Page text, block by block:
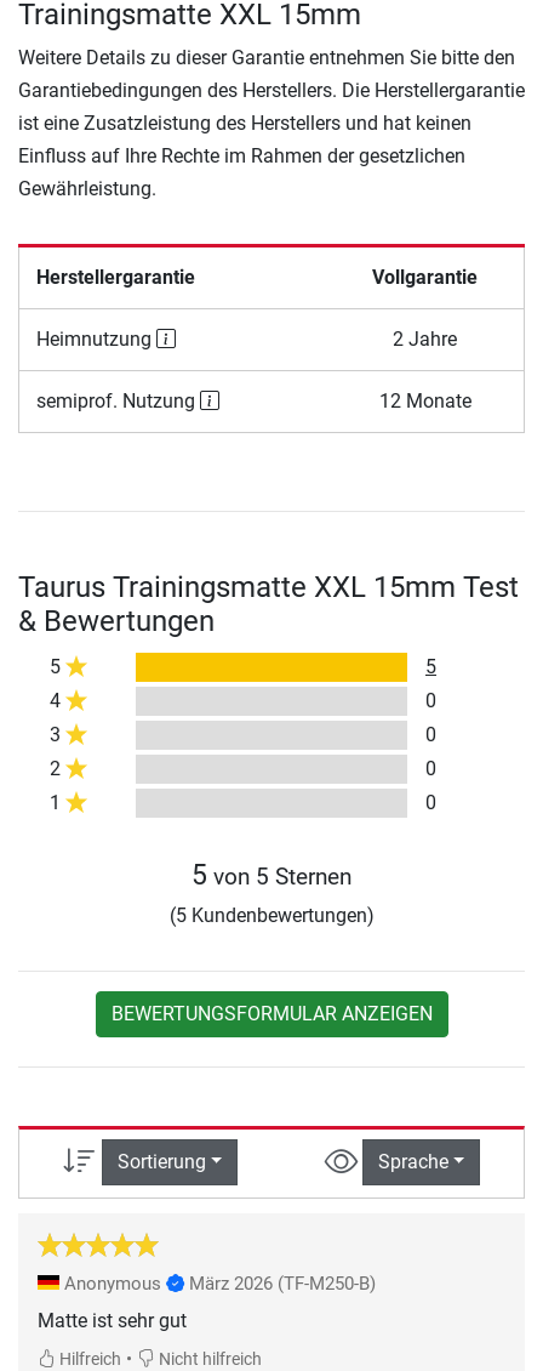
Trainingsmatte XXL 15mm
Weitere Details zu dieser Garantie entnehmen Sie bitte den
Garantiebedingungen des Herstellers. Die Herstellergarantie
ist eine Zusatzleistung des Herstellers und hat keinen
Einfluss auf Ihre Rechte im Rahmen der gesetzlichen
Gewährleistung.
Herstellergarantie Vollgarantie
Heimnutzung 2 Jahre
semiprof. Nutzung 12 Monate
Taurus Trainingsmatte XXL 15mm Test
& Bewertungen
5
5
4
0
3
0
2
0
1
0
5 von 5 Sternen
(5 Kundenbewertungen)
BEWERTUNGSFORMULAR ANZEIGEN
Sortierung Sprache
Anonymous März 2026 (TF-M250-B)
Hilfreich • Nicht hilfreich